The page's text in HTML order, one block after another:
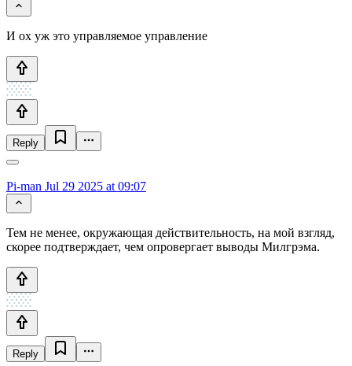
И ох уж это управляемое управление
Reply
Pi-man Jul 29 2025 at 09:07
Тем не менее, окружающая действительность, на мой взгляд,
скорее подтверждает, чем опровергает выводы Милгрэма.
Reply